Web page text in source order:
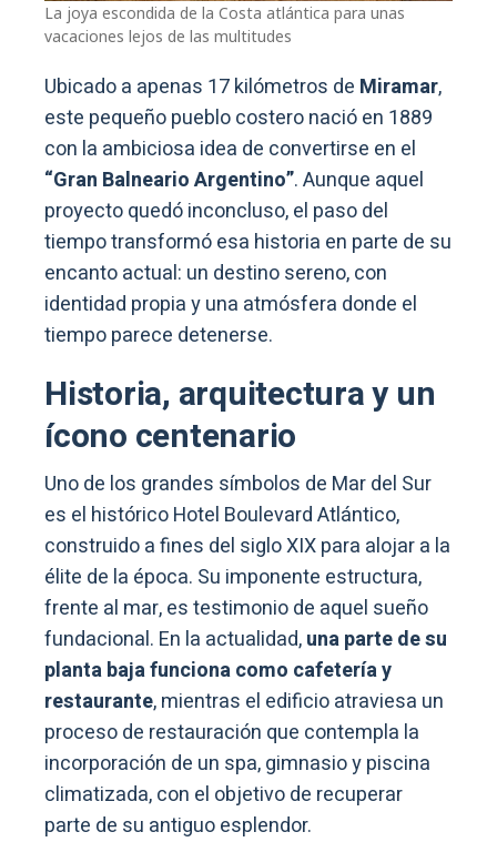
La joya escondida de la Costa atlántica para unas
vacaciones lejos de las multitudes
Ubicado a apenas 17 kilómetros de Miramar,
este pequeño pueblo costero nació en 1889
con la ambiciosa idea de convertirse en el
“Gran Balneario Argentino”. Aunque aquel
proyecto quedó inconcluso, el paso del
tiempo transformó esa historia en parte de su
encanto actual: un destino sereno, con
identidad propia y una atmósfera donde el
tiempo parece detenerse.
Historia, arquitectura y un
ícono centenario
Uno de los grandes símbolos de Mar del Sur
es el histórico Hotel Boulevard Atlántico,
construido a fines del siglo XIX para alojar a la
élite de la época. Su imponente estructura,
frente al mar, es testimonio de aquel sueño
fundacional. En la actualidad,una parte de su
planta baja funciona como cafetería y
restaurante, mientras el edificio atraviesa un
proceso de restauración que contempla la
incorporación de un spa, gimnasio y piscina
climatizada, con el objetivo de recuperar
parte de su antiguo esplendor.